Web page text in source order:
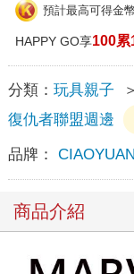
預計最高可得金幣
HAPPY GO享100累
分類： 玩具親子 ＞
復仇者聯盟週邊
品牌： CIAOYUAN
商品介紹